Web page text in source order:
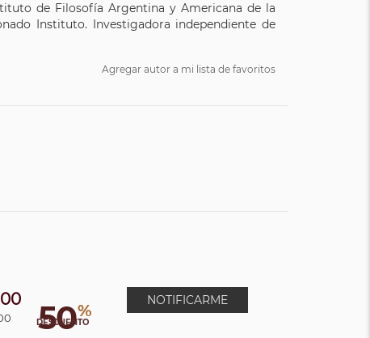
de Filosofía Argentina y Americana de la
Instituto. Investigadora independiente de
Agregar autor a mi lista de favoritos
50%
DESCUENTO
NOTIFICARME